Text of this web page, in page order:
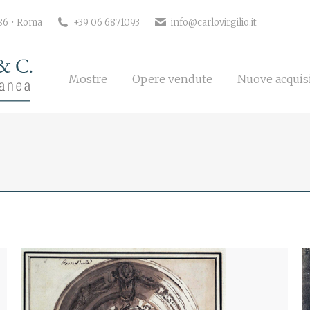
• Roma +39 06 6871093 info@carlovirgilio.it
Mostre Opere vendute Nuove